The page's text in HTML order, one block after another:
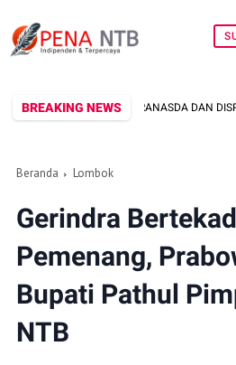
BREAKING NEWS
DEKRANASDA DAN DISPAR LOMBOK
Beranda Lombok
Gerindra
Pemenang,
Bupati Pathul
NTB